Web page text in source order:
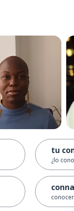
tu
¿lo
conocer